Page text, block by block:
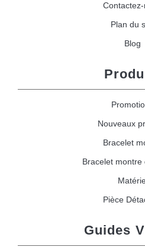
Plan du
Blog
Nouveaux
Bracelet
Bracelet montre
Pièce
Guides